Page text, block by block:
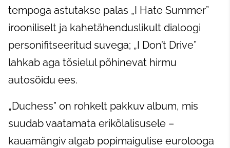
tempoga astutakse palas „I Hate Summer”
irooniliselt ja kahetähenduslikult dialoogi
personifitseeritud suvega; „I Don’t Drive”
lahkab aga tõsielul põhinevat hirmu
autosõidu ees.
„Duchess” on rohkelt pakkuv album, mis
suudab vaatamata erikõlalisusele –
kauamängiv algab popimaigulise eurolooga